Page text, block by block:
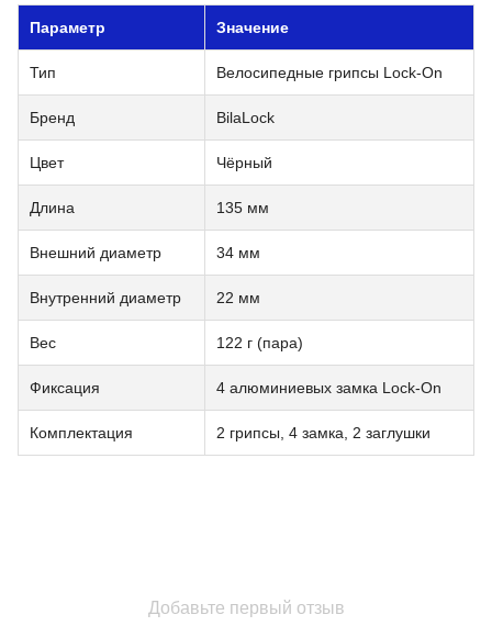
Параметр Значение
Тип Велосипедные грипсы Lock-On
Бренд BilaLock
Цвет Чёрный
Длина 135 мм
Внешний диаметр 34 мм
Внутренний диаметр 22 мм
Вес 122 г (пара)
Фиксация 4 алюминиевых замка Lock-On
Комплектация 2 грипсы, 4 замка, 2 заглушки
Добавьте первый отзыв